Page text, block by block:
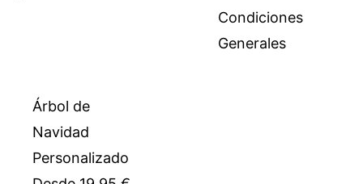
Árbol de
Navidad
Personalizado
Condiciones
Generales